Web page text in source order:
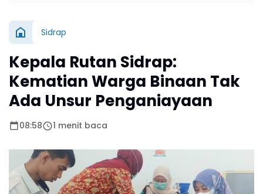
Sidrap
Kepala Rutan Sidrap:
Kematian Warga Binaan Tak
Ada Unsur Penganiayaan
08:58 1 menit baca